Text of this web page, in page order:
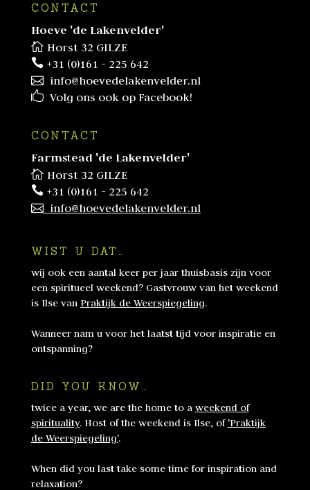
CONTACT
Hoeve 'de Lakenvelder'
Horst 32 GILZE
+31 (0)161 - 225 642
info@hoevedelakenvelder.nl
Volg ons ook op Facebook!
CONTACT
Farmstead 'de Lakenvelder'
Horst 32 GILZE
+31 (0)161 - 225 642
info@hoevedelakenvelder.nl
WIST U DAT…
wij ook een aantal keer per jaar thuisbasis zijn voor
een spiritueel weekend? Gastvrouw van het weekend
is Ilse van Praktijk de Weerspiegeling.
Wanneer nam u voor het laatst tijd voor inspiratie en
ontspanning?
DID YOU KNOW…
twice a year, we are the home to aweekend of
spirituality. Host of the weekend is Ilse, of 'Praktijk
de Weerspiegeling'.
When did you last take some time for inspiration and
relaxation?